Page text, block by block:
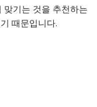
기는 것을 추천하는
때문입니다.